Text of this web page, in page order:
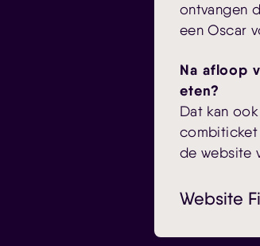
ontvangen
een Oscar
Na afloop
eten?
Dat kan
combiticket
de website
Website